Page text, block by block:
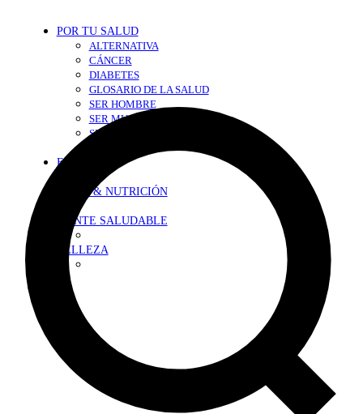
POR TU SALUD
ALTERNATIVA
CÁNCER
DIABETES
GLOSARIO DE LA SALUD
SER HOMBRE
SER MUJER
SEXY-SALUD
EN FORMA
DIETA & NUTRICIÓN
MENTE SALUDABLE
BELLEZA